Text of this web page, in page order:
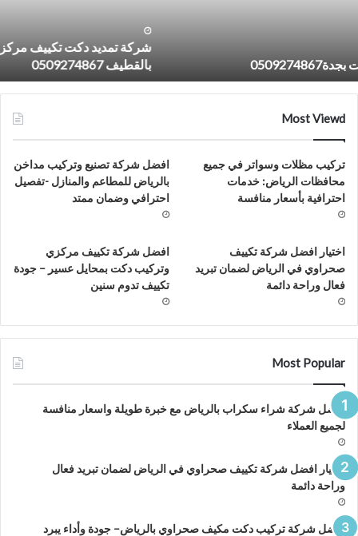
0509274867
شركة تمديد دكت تكييف مركزي وصحراوي وصيانة مكيفات
بالقطيف 0509274867
Most Viewd
تركيب مظلات وسواتر في جميع
محافظات الرياض: خدمات
احترافية بأسعار منافسة
افضل شركة تصنيع وتركيب مداخن
بالرياض للمطاعم والمنازل -تفصيل
احترافي وضمان ممتد
اختيار افضل شركة تكييف
صحراوي في الرياض لضمان تبريد
فعال وراحة دائمة
افضل شركة تكييف مركزي
وتركيب دكت بمحايل عسير – جودة
تكييف تدوم سنين
Most Popular
افضل شركة شراء سكراب بالرياض مع خبرة طويلة واسعار منافسة
لجميع العملاء
اختيار افضل شركة تكييف صحراوي في الرياض لضمان تبريد فعال
وراحة دائمة
افضل شركة تركيب دكت مكيف صحراوي بالرياض– جودة وأداء يبرد